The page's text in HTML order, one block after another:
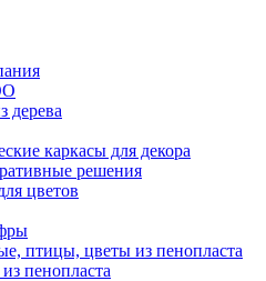
дерева
каркасы для декора
решения
цветов
птицы, цветы из пенопласта
пенопласта